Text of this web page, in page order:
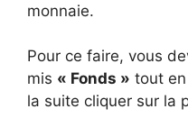
monnaie.
Pour ce faire, vous
mis « Fonds » tout
la suite cliquer sur la